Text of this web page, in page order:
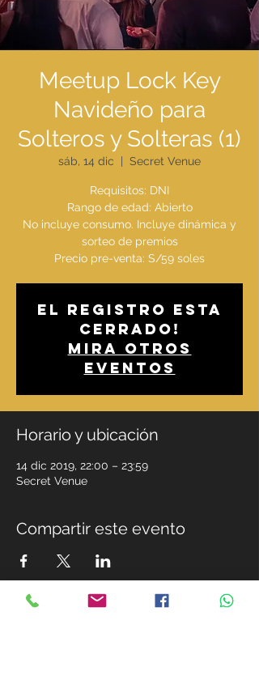
Meetup Lock Key
Navideño para
Solteros y Solteras (1)
sáb, 14 dic Secret Venue
Requisitos: DNI
Rango de edad: Abierto
No incluye consumo. Incluye dinámica y
sorteo de premios
El registro esta
cerrado!
Mira otros
eventos
Horario y ubicación
14 dic 2019, 22:00 – 23:59
Secret Venue
Compartir este evento